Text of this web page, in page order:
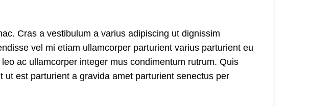
Cras a vestibulum a varius adipiscing ut dignissim
vel mi etiam ullamcorper parturient varius parturient eu
ac ullamcorper integer mus condimentum rutrum. Quis
est parturient a gravida amet parturient senectus per